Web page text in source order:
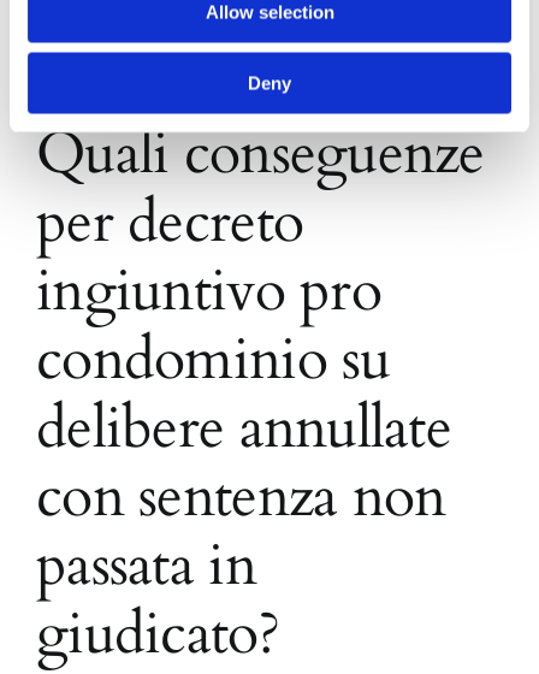
Allow selection
Deny
Quali conseguenze
per decreto
ingiuntivo pro
condominio su
delibere annullate
con sentenza non
passata in
giudicato?